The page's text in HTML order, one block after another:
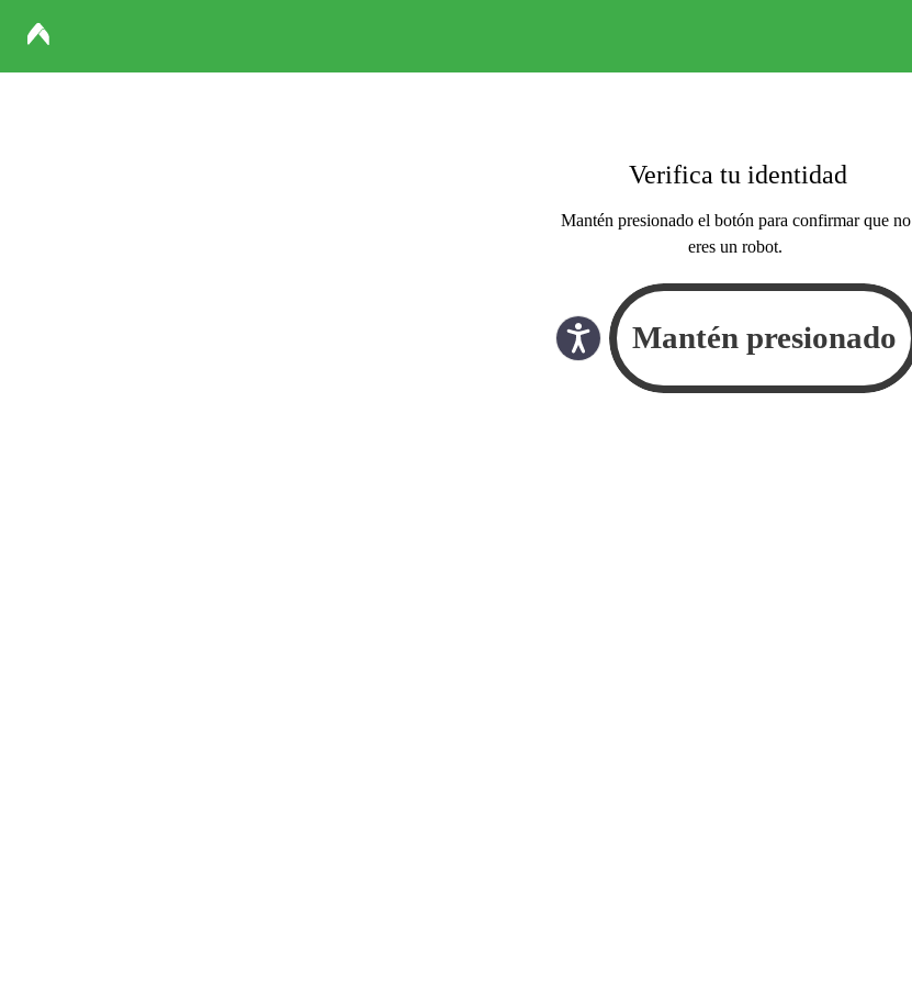
Verifica tu identidad
Mantén presionado el botón para confirmar que no
eres un robot.